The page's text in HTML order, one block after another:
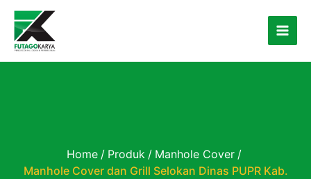
Skip to content
Home / Produk / Manhole Cover /
Manhole Cover dan Grill Selokan Dinas PUPR Kab.